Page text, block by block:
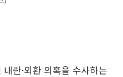
란·외환 의혹을 수사하는